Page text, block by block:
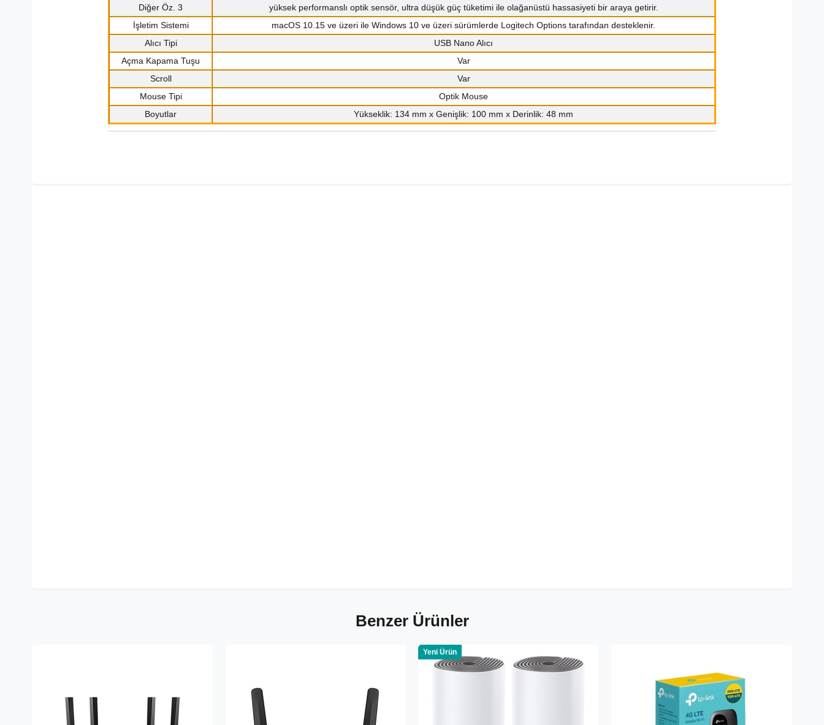
Diğer Öz. 3
yüksek performanslı optik sensör, ultra düşük güç tüketimi ile olağanüstü hassasiyeti bir araya getirir.
İşletim Sistemi
macOS 10.15 ve üzeri ile Windows 10 ve üzeri sürümlerde Logitech Options tarafından desteklenir.
Alıcı Tipi
USB Nano Alıcı
Açma Kapama Tuşu
Var
Scroll
Var
Mouse Tipi
Optik Mouse
Boyutlar
Yükseklik: 134 mm x Genişlik: 100 mm x Derinlik: 48 mm
Benzer Ürünler
Yeni Ürün